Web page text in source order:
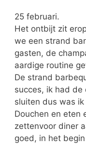
25 februari.
Het ontbijt zit
we een strand
gasten, de
aardige routine
De strand
succes, ik had
sluiten dus was
Douchen en eten
zettenvoor diner
goed, in het